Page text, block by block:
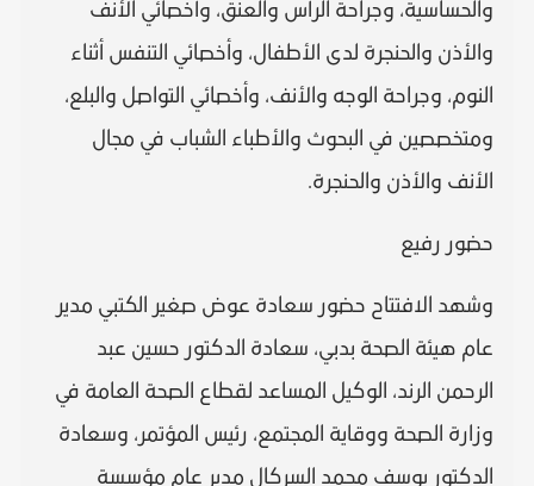
والحساسية، وجراحة الرأس والعنق، وأخصائي الأنف
والأذن والحنجرة لدى الأطفال، وأخصائي التنفس أثناء
النوم، وجراحة الوجه والأنف، وأخصائي التواصل والبلع،
ومتخصصين في البحوث والأطباء الشباب في مجال
الأنف والأذن والحنجرة.
حضور رفيع
وشهد الافتتاح حضور سعادة عوض صغير الكتبي مدير
عام هيئة الصحة بدبي، سعادة الدكتور حسين عبد
الرحمن الرند، الوكيل المساعد لقطاع الصحة العامة في
وزارة الصحة ووقاية المجتمع، رئيس المؤتمر، وسعادة
الدكتور يوسف محمد السركال مدير عام مؤسسة